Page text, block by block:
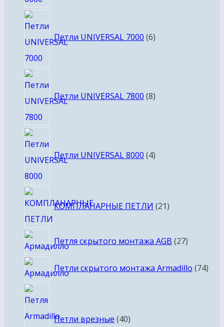
Петли UNIVERSAL 7000 6товаров
Петли UNIVERSAL 7800 8товаров
Петли UNIVERSAL 8000 4товара
КОМПЛАНАРНЫЕ ПЕТЛИ 21товар
Петля скрытого монтажа AGB 2727
Петли скрытого монтажа Armadillo 7474
Петли врезные 40